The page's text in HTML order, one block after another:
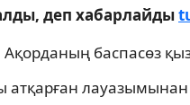
деп хабарлайды
баспасөз
атқарған лауазымынан